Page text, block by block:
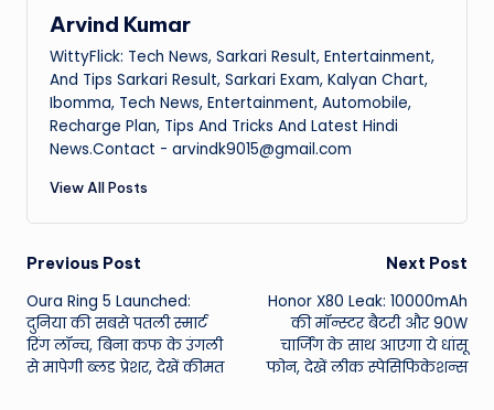
Arvind Kumar
WittyFlick: Tech News, Sarkari Result, Entertainment,
And Tips Sarkari Result, Sarkari Exam, Kalyan Chart,
Ibomma, Tech News, Entertainment, Automobile,
Recharge Plan, Tips And Tricks And Latest Hindi
News.Contact - arvindk9015@gmail.com
View All Posts
Post
navigation
Previous Post
Oura Ring 5 Launched:
दुनिया की सबसे पतली स्मार्ट
रिंग लॉन्च, बिना कफ के उंगली
से मापेगी ब्लड प्रेशर, देखें कीमत
Next Post
Honor X80 Leak: 10000mAh
की मॉन्स्टर बैटरी और 90W
चार्जिंग के साथ आएगा ये धांसू
फोन, देखें लीक स्पेसिफिकेशन्स